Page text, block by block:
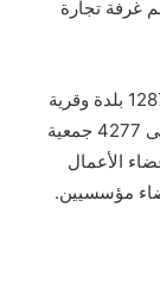
غرفة تجارة
وهي تشمل جمعيات صناعية وتجارية في حوالي 1287 بلدة وقرية
و96 مقاطعة و13 بلدية في المقاطعة، بالإضافة إلى 4277 جمعية
المقاطعة و348000 من أعضاء الأعمال